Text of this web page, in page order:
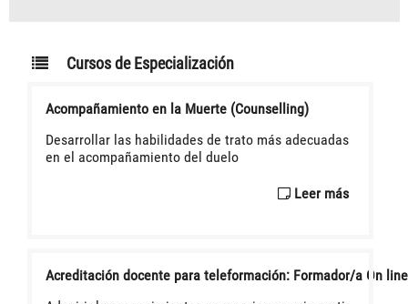
Cursos de Especialización
Acompañamiento en la Muerte (Counselling)
Desarrollar las habilidades de trato más adecuadas
en el acompañamiento del duelo
Leer más
Acreditación docente para teleformación: Formador/a On line